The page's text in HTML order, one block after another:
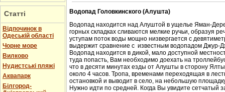
Статті
Відпочинок в
Одеській області
Чорне море
Вилково
Нудистські пляжі
Аквапарк
Білгород-
Водопад Головкинского (Алушта)
Водопад находится над Алуштой в ущелье Яман-
горных складках сливаются мелкие ручьи, образуя
уступам поток воды мощно низвергается с
выдержит сравнение с известным водопадом Джур-
Водопад находится в дикой, мало доступной
туда попасть, Вам необходимо доехать на
что в десяти минутах езды от Алушты в сторону
около 4 часов. Тропа, временами переходящая в
остановкой и выводит в село, на небольшую
Нужно идти по средней. Когда Вы увидите сетчатый